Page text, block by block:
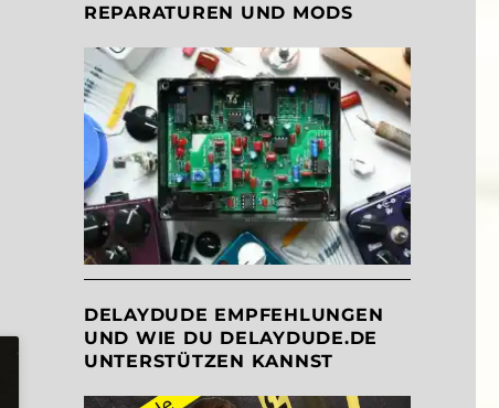
REPARATUREN UND MODS
DELAYDUDE EMPFEHLUNGEN
UND WIE DU DELAYDUDE.DE
UNTERSTÜTZEN KANNST